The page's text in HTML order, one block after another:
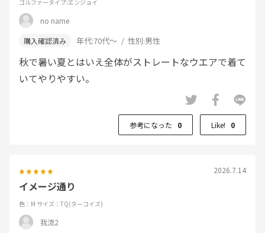
ゴルファータイプ:エンジョイ
no name
年代:70代～ 性別:男性
秋で暑い夏とはいえ全体がストレートなウエアで着て
いてやりやすい。
参考になった 0 Like! 0
2026.7.14
イメージ通り
色：M サイズ：TQ(ターコイズ)
我流2